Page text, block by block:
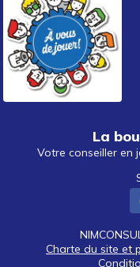
La
Votre conseiller en
Charte du site et